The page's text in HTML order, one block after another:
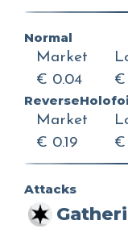
Normal
Market
€ 0.04
€
Market
€ 0.19
€
Attacks